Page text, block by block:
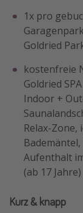
1x pro
Goldried
kostenfreie
Goldried
Indoor +
Relax-Zone,
Aufenthalt
(ab 17 Jahre)
Kurz & knapp